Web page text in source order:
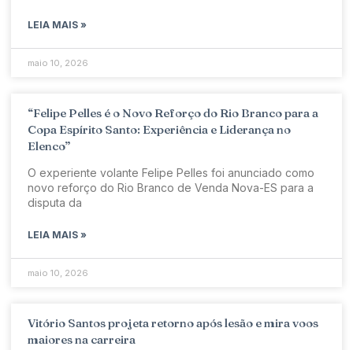
LEIA MAIS »
maio 10, 2026
“Felipe Pelles é o Novo Reforço do Rio Branco para a
Copa Espírito Santo: Experiência e Liderança no
Elenco”
O experiente volante Felipe Pelles foi anunciado como
novo reforço do Rio Branco de Venda Nova-ES para a
disputa da
LEIA MAIS »
maio 10, 2026
Vitório Santos projeta retorno após lesão e mira voos
maiores na carreira